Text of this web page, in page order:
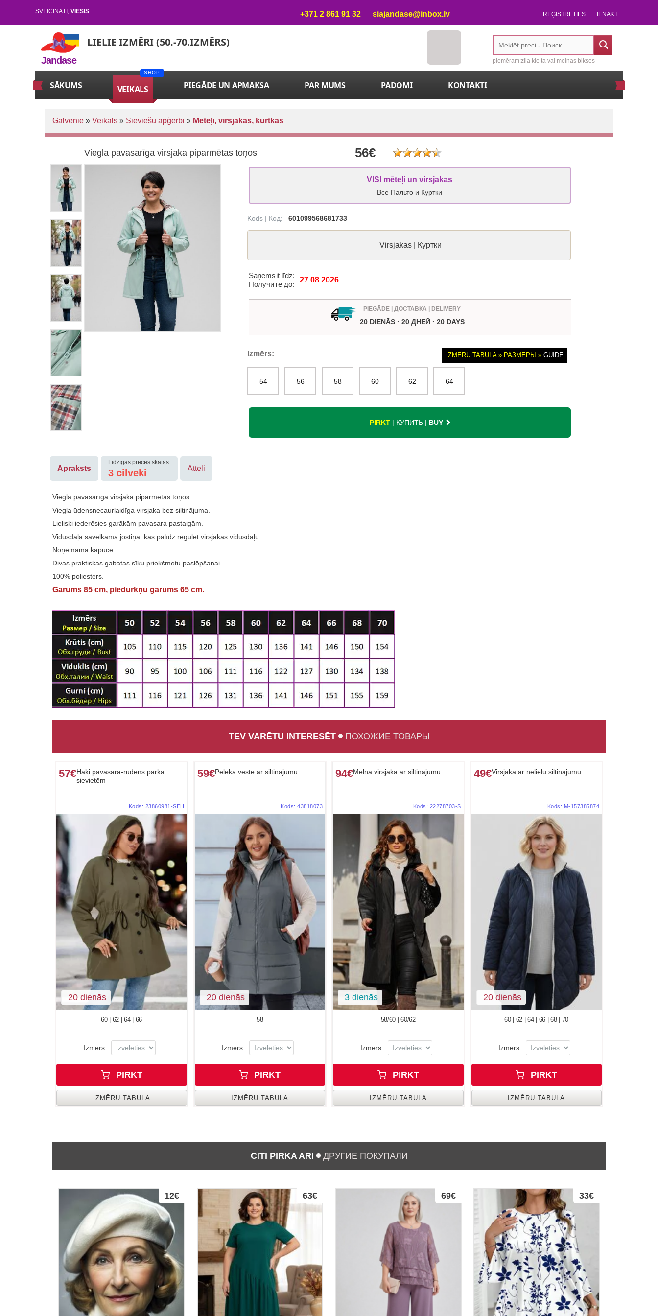
SVEICINĀTI , VIESIS +371 2 861 91 32 siajandase@inbox.lv REĢISTRĒTIES IENĀKT
Jandase
LIELIE IZMĒRI (50.-70.IZMĒRS)
piemēram:zila kleita vai melnas bikses
SĀKUMS VEIKALS PIEGĀDE UN APMAKSA PAR MUMS PADOMI KONTAKTI
Galvenie » Veikals » Sieviešu apģērbi » Mēteļi, virsjakas, kurtkas
Viegla pavasarīga virsjaka piparmētas toņos 56€
VISI mēteļi un virsjakas
Все Пальто и Куртки
Kods | Код: 601099568681733
Virsjakas | Куртки
Saņemsit līdz:
Получите до:
27.08.2026
PIEGĀDE | ДОСТАВКА | DELIVERY
20 DIENĀS · 20 ДНЕЙ · 20 DAYS
IZMĒRU TABULA » РАЗМЕРЫ » GUIDE
Izmērs:
54 56 58 60 62 64
PIRKT | КУПИТЬ | BUY
Apraksts
Līdzīgas preces skatās:
3 cilvēki Attēli
Viegla pavasarīga virsjaka piparmētas toņos.
Viegla ūdensnecaurlaidīga virsjaka bez siltinājuma.
Lieliski iederēsies garākām pavasara pastaigām.
Vidusdaļā savelkama jostiņa, kas palīdz regulēt virsjakas vidusdaļu.
Noņemama kapuce.
Divas praktiskas gabatas sīku priekšmetu paslēpšanai.
100% poliesters.
Garums 85 cm, piedurkņu garums 65 cm.
TEV VARĒTU INTERESĒT ПОХОЖИЕ ТОВАРЫ
57€Haki pavasara-rudens parka
sievietēm
Kods: 23860981-SEH
20 dienās
60 | 62 | 64 | 66
Izmērs:
PIRKT
IZMĒRU TABULA
59€Pelēka veste ar siltinājumu
Kods: 43818073
20 dienās
58
Izmērs:
PIRKT
IZMĒRU TABULA
94€Melna virsjaka ar siltinājumu
Kods: 22278703-S
3 dienās
58/60 | 60/62
Izmērs:
PIRKT
IZMĒRU TABULA
49€Virsjaka ar nelielu siltinājumu
Kods: M-157385874
20 dienās
60 | 62 | 64 | 66 | 68 | 70
Izmērs:
PIRKT
IZMĒRU TABULA
CITI PIRKA ARĪ ДРУГИЕ ПОКУПАЛИ
12€ 63€ 69€ 33€